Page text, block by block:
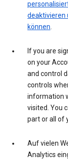
deaktivieren
können.
If you are
on your
and control
controls
information
visited. You
part or all of
Auf vielen
Analytics